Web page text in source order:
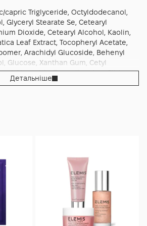
актив — "біологічні месенджери"
запатентована технологія Vytrus
з лідерів у галузі біотехнологічної
кремова текстура, що утворює
сумісність — маска
використання з іншими
(ExoSkin Cocktail сироватка, ExoSkin
кабінеті косметолога.
косметологічною
інноваційні активи і доведену
ExoSkin — це новітня (2025 рік)
серія бренду з фокусом на
рослинних екзосом для anti-
рівні. У серці формули —
азіатської (Centella Reversa™
за функціями у формулі це
"поглада" і відновлена.
(як частина професійного
місяць у косметологічному кабінеті
маска 1–2 рази на тиждень)
результат: завдяки роботі
природна виробленість
поступово стимулюється на
рахунок постійної
сигналізації фібробластам. Шкіра з
заявлена виробником.
"сонячні плями",
зменшуються за рахунок
клітинних процесів.
стають менш виразними у
— за рахунок постійного зміцнення
щільності. Постакне-рубці і інші
поступово стають менш
Доречний для людей з нерівним
регенерація сприяє
як завершальний крок
мікронідлінгу — за
маска розроблена як
протоколу з ExoSkin Cocktail
(ця маска) і ExoSkin Creme (крем).
поствідновлювальному періоді
ушкодженою шкірою і
— рослинні екзосоми є
активів сучасної
для людей, які цінують японсько-
традицію — Utsukusy поєднує
іспанською дермокосметичною
для людей, які цінують косметику
екзосом — інноваційна
нанесенням обов'язково очисти
носила макіяж, спершу зніми
або очищувальним молочком,
очищувачем (бажано з лінії
ефекту в межах системи, або
Промокни шкіру чистим
тертя. Принципово важливий
виробника, наноси маску на
з велику горошину для
Рівномірно розподіли маску
— на лоб, щоки, ніс,
(за бажанням). Уникай
очей, повік і губ. Уникай слизових
на шкірі для витримки протягом
час маска утворює тонкий
екзосоми проникають у глибокі шари
capric Triglyceride, Octyldodecanol,
Glyceryl Stearate Se, Cetearyl
Dioxide, Cetearyl Alcohol, Kaolin,
Leaf Extract, Tocopheryl Acetate,
Arachidyl Glucoside, Behenyl
Glucose, Xanthan Gum, Cetyl
Glucoside, Tromethamine, Citric
Caprylyl Glycol, Hydroxyacetophenone,
Детальніше